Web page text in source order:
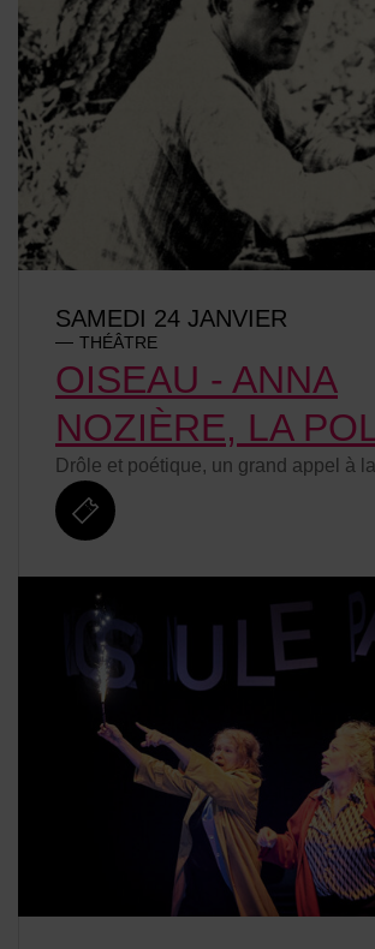
OISEAU - ANNA
NOZIÈRE, LA
SAMEDI 24 JANVIER
THÉÂTRE
Drôle et poétique, un grand appel à
billetterie